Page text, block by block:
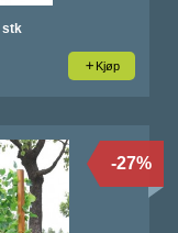
stk
Kjøp
-27%